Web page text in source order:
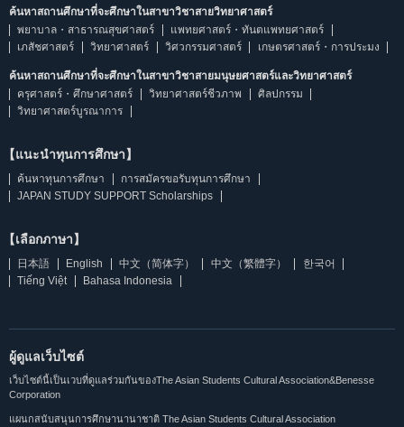
ค้นหาสถานศึกษาที่จะศึกษาในสาขาวิชาสายวิทยาศาสตร์
พยาบาล・สาธารณสุขศาสตร์
แพทยศาสตร์・ทันตแพทยศาสตร์
เภสัชศาสตร์
วิทยาศาสตร์ วิศวกรรมศาสตร์ เกษตรศาสตร์・การประมง
ค้นหาสถานศึกษาที่จะศึกษาในสาขาวิชาสายมนุษยศาสตร์และวิทยาศาสตร์
ครุศาสตร์・ศึกษาศาสตร์
วิทยาศาสตร์ชีวภาพ
ศิลปกรรม
วิทยาศาสตร์บูรณาการ
【แนะนำทุนการศึกษา】
ค้นหาทุนการศึกษา
การสมัครขอรับทุนการศึกษา
JAPAN STUDY SUPPORT Scholarships
【เลือกภาษา】
日本語 English 中文（简体字） 中文（繁體字）
한국어
Tiếng Việt
Bahasa Indonesia
ผู้ดูแลเว็บไซต์
เว็บไซต์นี้เป็นเวบที่ดูแลร่วมกันของThe Asian Students Cultural Association&Benesse
Corporation
แผนกสนับสนุนการศึกษานานาชาติ The Asian Students Cultural Association